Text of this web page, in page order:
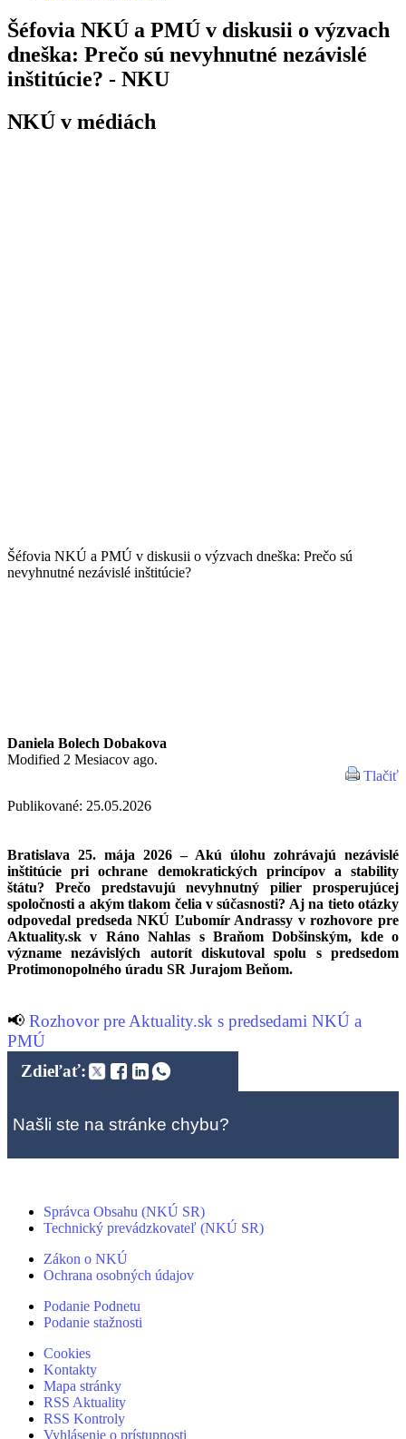
Šéfovia NKÚ a PMÚ v diskusii o výzvach
dneška: Prečo sú nevyhnutné nezávislé
inštitúcie? - NKU
NKÚ v médiách
Šéfovia NKÚ a PMÚ v diskusii o výzvach dneška: Prečo sú
nevyhnutné nezávislé inštitúcie?
Daniela Bolech Dobakova
Modified 2 Mesiacov ago.
Tlačiť
Publikované: 25.05.2026
Bratislava 25. mája 2026 – Akú úlohu zohrávajú nezávislé
inštitúcie pri ochrane demokratických princípov a stability
štátu? Prečo predstavujú nevyhnutný pilier prosperujúcej
spoločnosti a akým tlakom čelia v súčasnosti? Aj na tieto otázky
odpovedal predseda NKÚ Ľubomír Andrassy v rozhovore pre
Aktuality.sk v Ráno Nahlas s Braňom Dobšinským, kde o
význame nezávislých autorít diskutoval spolu s predsedom
Protimonopolného úradu SR Jurajom Beňom.
📢 Rozhovor pre Aktuality.sk s predsedami NKÚ a
PMÚ
Zdieľať:
Našli ste na stránke chybu?
Správca Obsahu (NKÚ SR)
Technický prevádzkovateľ (NKÚ SR)
Zákon o NKÚ
Ochrana osobných údajov
Podanie Podnetu
Podanie stažnosti
Cookies
Kontakty
Mapa stránky
RSS Aktuality
RSS Kontroly
Vyhlásenie o prístupnosti